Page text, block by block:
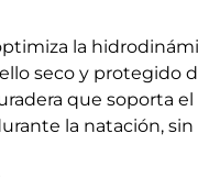
la
seco y protegido
que soporta
la natación, sin